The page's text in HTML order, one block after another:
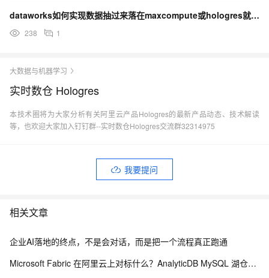
dataworks如何实现数据抽过来落在maxcompute或hologres就是加密或脱敏的？
238 1
大数据与机器学习
实时数仓 Hologres
本技术圈将为大家分析有关阿里云产品Hologres的最新产品动态、技术解读
等，也欢迎大家加入钉钉群--实时数仓Hologres交流群32314975
我要提问
相关文章
企业AI落地的终点，不是会对话，而是把一个流程真正跑通
Microsoft Fabric 在阿里云上对标什么？AnalyticDB MySQL 湖仓一体统一分析方案